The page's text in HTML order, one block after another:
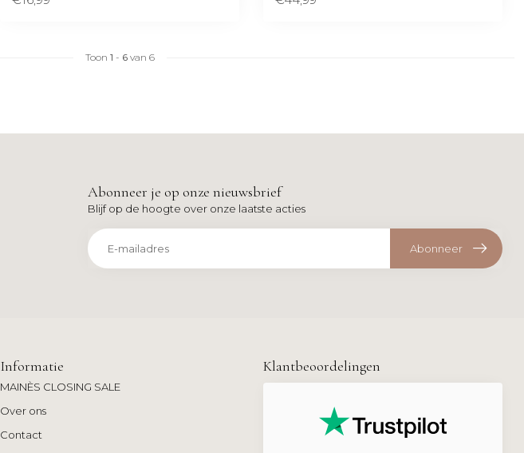
Toon 1 - 6van 6
Abonneer je op onze nieuwsbrief
Blijf op de hoogte over onze laatste acties
Abonneer
Informatie
MAINÈS CLOSING SALE
Over ons
Contact
Klantbeoordelingen